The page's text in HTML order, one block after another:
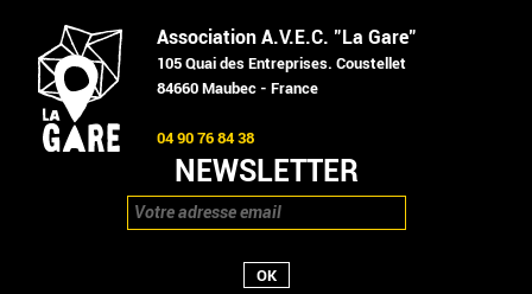
Association A.V.E.C. "La Gare"
105 Quai des Entreprises. Coustellet
84660 Maubec - France
04 90 76 84 38
NEWSLETTER